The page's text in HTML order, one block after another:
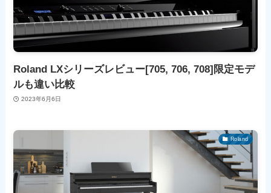
Roland LXシリーズレビュー[705, 706, 708]限定モデ
ルも違い比較
2023年6月6日
Roland